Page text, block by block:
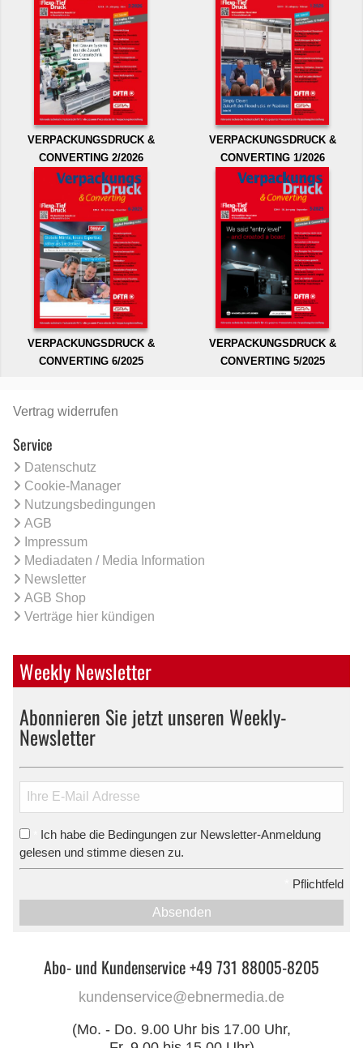
VERPACKUNGSDRUCK &
CONVERTING 2/2026
VERPACKUNGSDRUCK &
CONVERTING 1/2026
VERPACKUNGSDRUCK &
CONVERTING 6/2025
VERPACKUNGSDRUCK &
CONVERTING 5/2025
Vertrag widerrufen
Service
Datenschutz
Cookie-Manager
Nutzungsbedingungen
AGB
Impressum
Mediadaten / Media Information
Newsletter
AGB Shop
Verträge hier kündigen
Weekly Newsletter
Abonnieren Sie jetzt unseren Weekly-
Newsletter
Ich habe die Bedingungen zur Newsletter-Anmeldung
gelesen und stimme diesen zu.
Pflichtfeld
Absenden
Abo- und Kundenservice +49 731 88005-8205
kundenservice@ebnermedia.de
(Mo. - Do. 9.00 Uhr bis 17.00 Uhr,